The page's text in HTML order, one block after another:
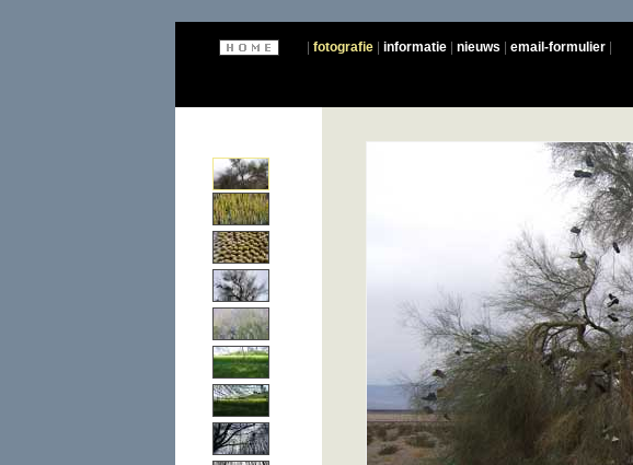
fotografie informatie nieuws email-formulier